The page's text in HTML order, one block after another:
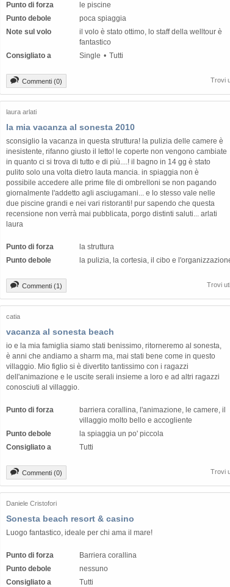
Punto di forza
le piscine
Punto debole
poca spiaggia
Note sul volo
il volo è stato ottimo, lo staff della welltour è
fantastico
Consigliato a
Single Tutti
Commenti (0) Trovi
laura arlati
la mia vacanza al sonesta 2010
sconsiglio la vacanza in questa struttura! la pulizia delle camere è
inesistente, rifanno giusto il letto! le coperte non vengono cambiate
in quanto ci si trova di tutto e di più....! il bagno in 14 gg è stato
pulito solo una volta dietro lauta mancia. in spiaggia non è
possibile accedere alle prime file di ombrelloni se non pagando
giornalmente l'addetto agli asciugamani... e lo stesso vale nelle
due piscine grandi e nei vari ristoranti! pur sapendo che questa
recensione non verrà mai pubblicata, porgo distinti saluti... arlati
laura
Punto di forza
la struttura
Punto debole
la pulizia, la cortesia, il cibo e
Commenti (1) Trovi
catia
vacanza al sonesta beach
io e la mia famiglia siamo stati benissimo, ritorneremo al sonesta,
è anni che andiamo a sharm ma, mai stati bene come in questo
villaggio. Mio figlio si è divertito tantissimo con i ragazzi
dell'animazione e le uscite serali insieme a loro e ad altri ragazzi
conosciuti al villaggio.
Punto di forza
barriera corallina, l'animazione, le camere, il
villaggio molto bello e accogliente
Punto debole
la spiaggia un po' piccola
Consigliato a
Tutti
Commenti (0) Trovi
Daniele Cristofori
Sonesta beach resort & casino
Luogo fantastico, ideale per chi ama il mare!
Punto di forza
Barriera corallina
Punto debole
nessuno
Consigliato a
Tutti